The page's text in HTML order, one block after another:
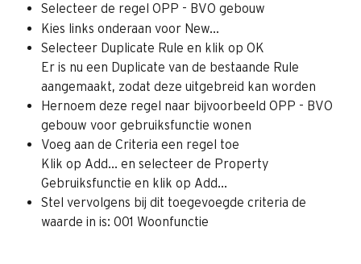
Selecteer de regel OPP - BVO gebouw
Kies links onderaan voor New...
Selecteer Duplicate Rule en klik op OK
Er is nu een Duplicate van de bestaande Rule
aangemaakt, zodat deze uitgebreid kan worden
Hernoem deze regel naar bijvoorbeeld OPP - BVO
gebouw voor gebruiksfunctie wonen
Voeg aan de Criteria een regel toe
Klik op Add... en selecteer de Property
Gebruiksfunctie en klik op Add...
Stel vervolgens bij dit toegevoegde criteria de
waarde in is: 001 Woonfunctie